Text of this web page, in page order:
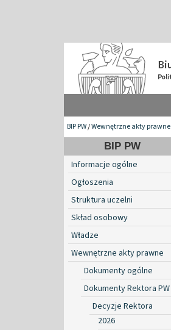
BIP PW/Wewnętrzne akty prawne
BIP PW
Informacje ogólne
Ogłoszenia
Struktura uczelni
Skład osobowy
Władze
Wewnętrzne akty prawne
Dokumenty ogólne
Dokumenty Rektora PW
Decyzje Rektora
2026